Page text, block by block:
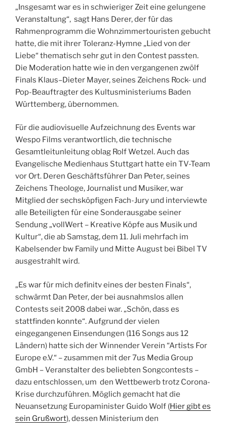
„Insgesamt war es in schwieriger Zeit eine gelungene
Veranstaltung“, sagt Hans Derer, der für das
Rahmenprogramm die Wohnzimmertouristen gebucht
hatte, die mit ihrer Toleranz-Hymne „Lied von der
Liebe“ thematisch sehr gut in den Contest passten.
Die Moderation hatte wie in den vergangenen zwölf
Finals Klaus–Dieter Mayer, seines Zeichens Rock- und
Pop-Beauftragter des Kultusministeriums Baden
Württemberg, übernommen.
Für die audiovisuelle Aufzeichnung des Events war
Wespo Films verantwortlich, die technische
Gesamtleitunleitung oblag Rolf Wetzel. Auch das
Evangelische Medienhaus Stuttgart hatte ein TV-Team
vor Ort. Deren Geschäftsführer Dan Peter, seines
Zeichens Theologe, Journalist und Musiker, war
Mitglied der sechsköpfigen Fach-Jury und interviewte
alle Beteiligten für eine Sonderausgabe seiner
Sendung „vollWert – Kreative Köpfe aus Musik und
Kultur“, die ab Samstag, dem 11. Juli mehrfach im
Kabelsender bw Family und Mitte August bei Bibel TV
ausgestrahlt wird.
„Es war für mich definitv eines der besten Finals“,
schwärmt Dan Peter, der bei ausnahmslos allen
Contests seit 2008 dabei war. „Schön, dass es
stattfinden konnte“. Aufgrund der vielen
eingegangenen Einsendungen (116 Songs aus 12
Ländern) hatte sich der Winnender Verein “Artists For
Europe e.V.“ – zusammen mit der 7us Media Group
GmbH – Veranstalter des beliebten Songcontests –
dazu entschlossen, um den Wettbewerb trotz Corona-
Krise durchzuführen. Möglich gemacht hat die
Neuansetzung Europaminister Guido Wolf (Hier gibt es
sein Grußwort), dessen Ministerium den